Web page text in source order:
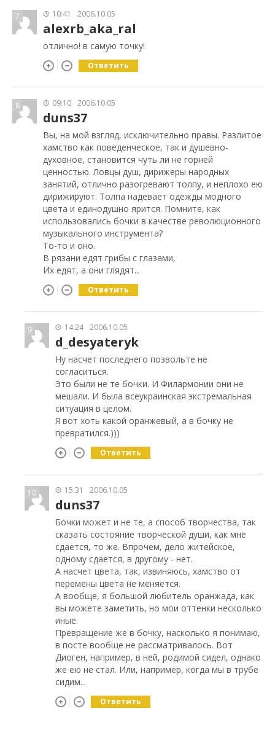
7 10:41 2006.10.05
alexrb_aka_ral
отлично! в самую точку!
Ответить
8 09:10 2006.10.05
duns37
Вы, на мой взгляд, исключительно правы. Разлитое
хамство как поведенческое, так и душевно-
духовное, становится чуть ли не горней
ценностью. Ловцы душ, дирижеры народных
занятий, отлично разогревают толпу, и неплохо ею
дирижируют. Толпа надевает одежды модного
цвета и единодушно ярится. Помните, как
использовались бочки в качестве революционного
музыкального инструмента?
То-то и оно.
В рязани едят грибы с глазами,
Их едят, а они глядят...
Ответить
9 14:24 2006.10.05
d_desyateryk
Ну насчет последнего позвольте не
согласиться.
Это были не те бочки. И Филармонии они не
мешали. И была всеукраинская экстремальная
ситуация в целом.
Я вот хоть какой оранжевый, а в бочку не
превратился.)))
Ответить
10 15:31 2006.10.05
duns37
Бочки может и не те, а способ творчества, так
сказать состояние творческой души, как мне
сдается, то же. Впрочем, дело житейское,
одному сдается, в другому - нет.
А насчет цвета, так, извиняюсь, хамство от
перемены цвета не меняется.
А вообще, я большой любитель оранжада, как
вы можете заметить, но мои оттенки несколько
иные.
Превращение же в бочку, насколько я понимаю,
в посте вообще не рассматривалось. Вот
Диоген, например, в ней, родимой сидел, однако
же ею не стал. Или, например, когда мы в трубе
сидим...
Ответить